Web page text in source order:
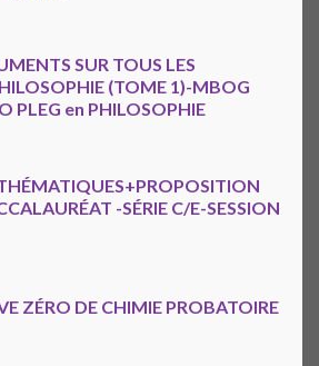
SUR TOUS LES
(TOME 1)-MBOG
PLEG en PHILOSOPHIE
-SÉRIE C/E-SESSION
ZÉRO DE CHIMIE PROBATOIRE